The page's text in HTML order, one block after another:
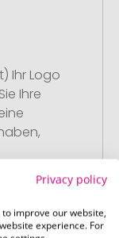
Ihr Logo
Ihre
Privacy policy
improve our website,
experience. For